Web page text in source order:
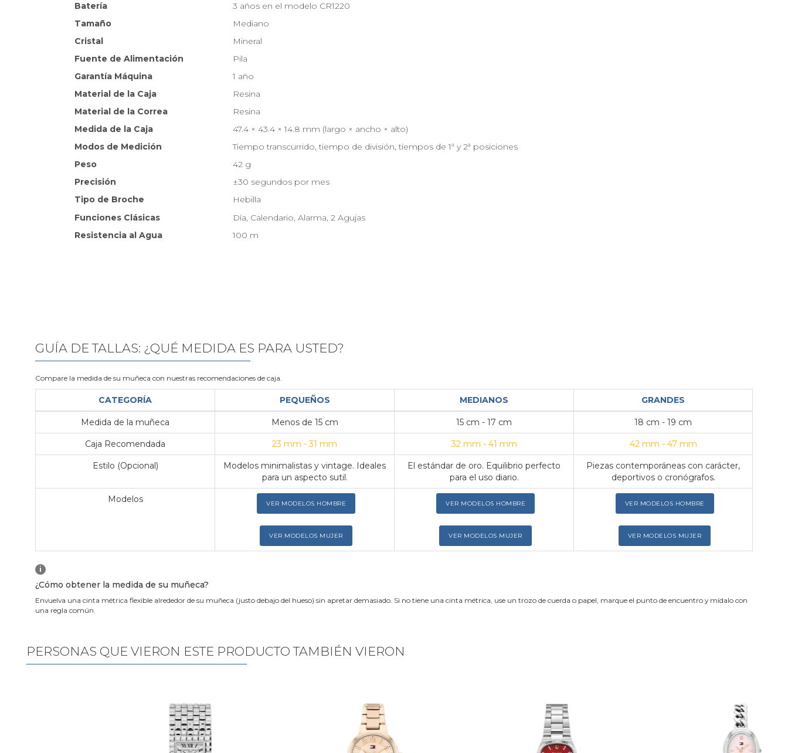
Batería
3 años en el modelo CR1220
Tamaño
Mediano
Cristal
Mineral
Fuente de Alimentación
Pila
Garantía Máquina
1 año
Material de la Caja
Resina
Material de la Correa
Resina
Medida de la Caja
47.4 × 43.4 × 14.8 mm (largo × ancho × alto)
Modos de Medición
Tiempo transcurrido, tiempo de división, tiempos de 1ª y 2ª posiciones
Peso
42 g
Precisión
±30 segundos por mes
Tipo de Broche
Hebilla
Funciones Clásicas
Día, Calendario, Alarma, 2 Agujas
Resistencia al Agua
100 m
GUÍA DE TALLAS: ¿QUÉ MEDIDA ES PARA USTED?
Compare la medida de su muñeca con nuestras recomendaciones de caja.
CATEGORÍA PEQUEÑOS MEDIANOS GRANDES
Medida de la muñeca Menos de 15 cm 15 cm - 17 cm 18 cm - 19 cm
Caja Recomendada 23 mm - 31 mm 32 mm - 41 mm 42 mm - 47 mm
Estilo (Opcional)
Modelos minimalistas y vintage. Ideales
para un aspecto sutil.
El estándar de oro. Equilibrio perfecto
para el uso diario.
Piezas contemporáneas con carácter,
deportivos o cronógrafos.
Modelos VER MODELOS HOMBRE
VER MODELOS MUJER
VER MODELOS HOMBRE
VER MODELOS MUJER
VER MODELOS HOMBRE
VER MODELOS MUJER
i
¿Cómo obtener la medida de su muñeca?
Envuelva una cinta métrica flexible alrededor de su muñeca (justo debajo del hueso) sin apretar demasiado. Si no tiene una cinta métrica, use un trozo de cuerda o papel, marque el punto de encuentro y mídalo con
una regla común.
PERSONAS QUE VIERON ESTE PRODUCTO TAMBIÉN VIERON